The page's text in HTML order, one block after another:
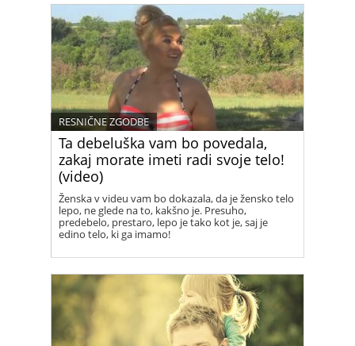
Ta debeluška vam bo povedala,
zakaj morate imeti radi svoje telo!
(video)
RESNIČNE ZGODBE
Ženska v videu vam bo dokazala, da je žensko telo
lepo, ne glede na to, kakšno je. Presuho,
predebelo, prestaro, lepo je tako kot je, saj je
edino telo, ki ga imamo!